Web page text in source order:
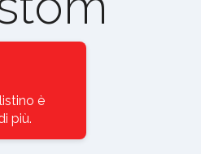
è
più.